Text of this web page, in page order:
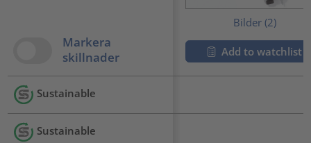
Markera
skillnader
Bilder (2)
Add to watchlist
Sustainable
Sustainable